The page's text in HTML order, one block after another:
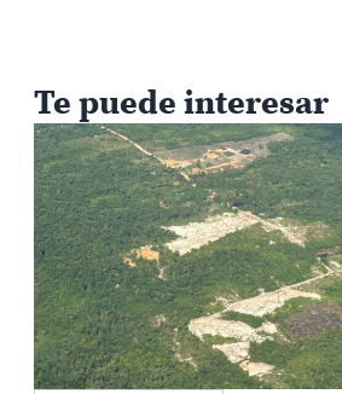
Te puede interesar